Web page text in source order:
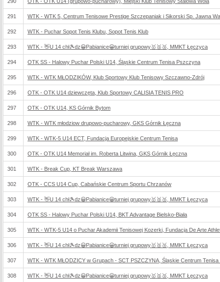
291 WTK - WTK 5, Centrum Tenisowe Prestige Szczepaniak i Sikorski Sp. Jawna
292 WTK - Puchar Sopot Tenis Klubu, Sopot Tenis Klub
293 WTK - 👋U 14 chł🎾dz😀Pabianice😀turniej grupowy🥇🥈🥉, MMKT Łęczyca
294 OTK SS - Halowy Puchar Polski U14, Śląskie Centrum Tenisa Pszczyna
295 WTK - WTK MŁODZIKÓW, Klub Sportowy Klub Tenisowy Szczawno-Zdrój
296 OTK - OTK U14 dziewczęta, Klub Sportowy CALISIA TENIS PRO
297 OTK - OTK U14, KS Górnik Bytom
298 WTK - WTK młodziow drupowo-pucharowy, GKS Górnik Łęczna
299 WTK - WTK-5 U14 ECT, Fundacja Europejskie Centrum Tenisa
300 OTK - OTK U14 Memoriał im. Roberta Litwina, GKS Górnik Łęczna
301 WTK - Break Cup, KT Break Warszawa
302 OTK - CCS U14 Cup, Cabańskie Centrum Sportu Chrzanów
303 WTK - 👋U 14 chł🎾dz😀Pabianice😀turniej grupowy🥇🥈🥉, MMKT Łęczyca
304 OTK SS - Halowy Puchar Polski U14, BKT Advantage Bielsko-Biała
305 WTK - WTK-5 U14 o Puchar Akademii Tenisowej Kozerki, Fundacja De Arte
306 WTK - 👋U 14 chł🎾dz😀Pabianice😀turniej grupowy🥇🥈🥉, MMKT Łęczyca
307 WTK - WTK MŁODZICY w Grupach - SCT PSZCZYNA, Śląskie Centrum
308 WTK - 👋U 14 chł🎾dz😀Pabianice😀turniej grupowy🥇🥈🥉, MMKT Łęczyca